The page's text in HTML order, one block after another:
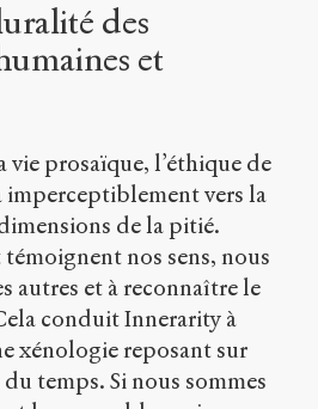
des
et
vie prosaïque, l’éthique de
imperceptiblement vers la
de la pitié.
nos sens, nous
autres et à reconnaître le
conduit Innerarity à
xénologie reposant sur
temps. Si nous sommes